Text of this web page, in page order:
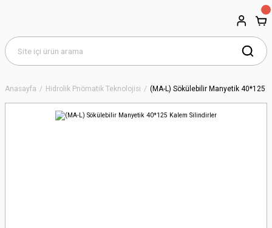
Anasayfa Hidrolik Pnömatik Teknolojisi (MA-L) Sökülebilir Manyetik 40*125